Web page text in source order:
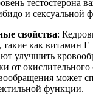
тестостерона
и сексуальной
свойства:
такие как витамин
улучшить
от окислительного
может
функции.